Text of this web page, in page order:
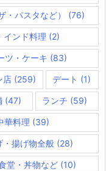
・パスタなど） (76)
インド料理 (2)
ツ・ケーキ (83)
店(259) デート (1)
(47) ランチ (59)
華料理 (39)
・揚げ物全般 (28)
堂・丼物など(10)